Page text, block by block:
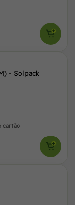
- Solpack
cartão